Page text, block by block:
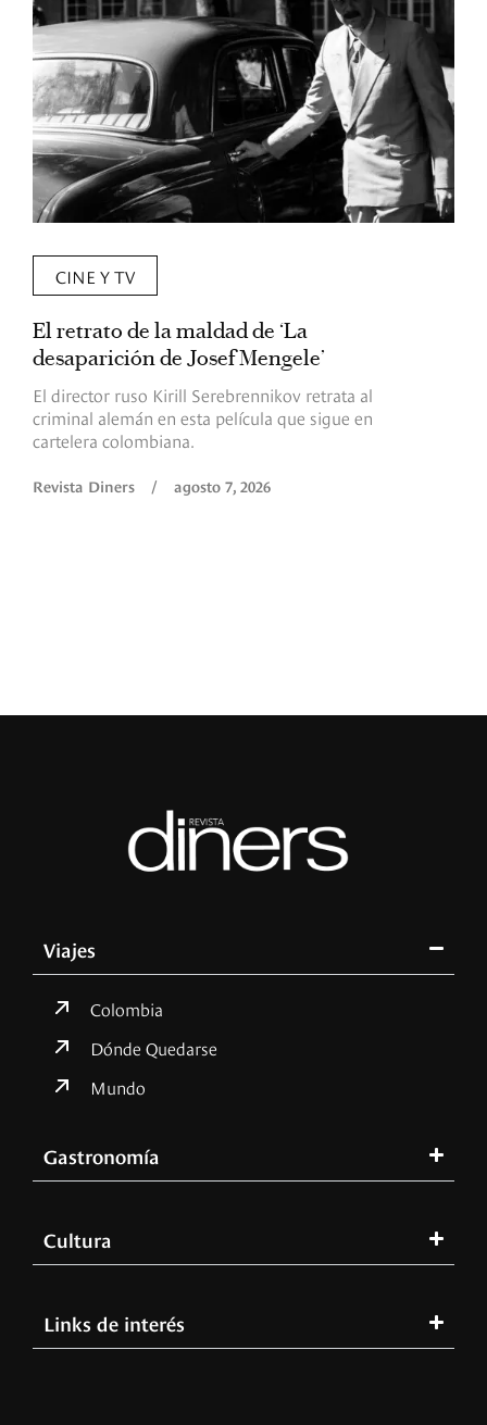
CINE Y TV
El retrato de la maldad de ‘La
desaparición de Josef Mengele’
El director ruso Kirill Serebrennikov retrata al
criminal alemán en esta película que sigue en
cartelera colombiana.
Revista Diners / agosto 7, 2026
Viajes
Colombia
Dónde Quedarse
Mundo
Gastronomía
Cultura
Links de interés